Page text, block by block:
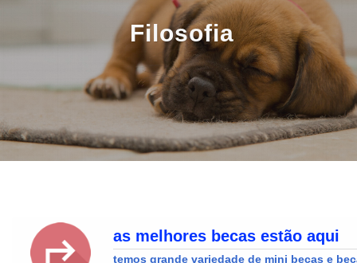
Filosofia